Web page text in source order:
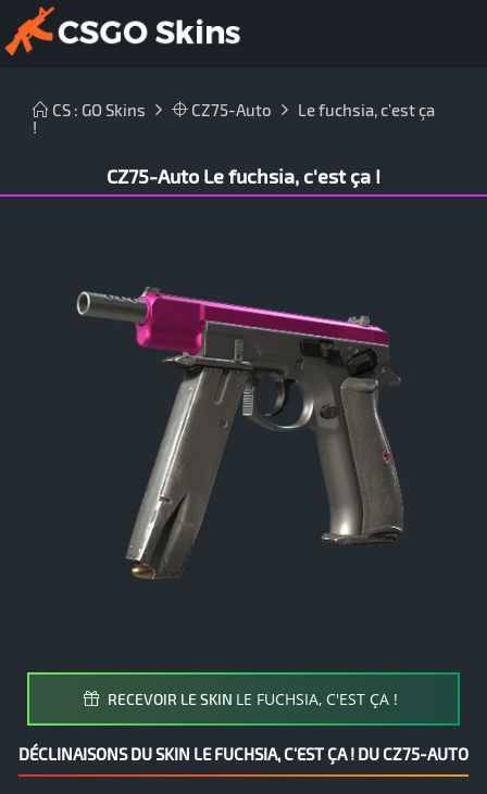
CS : GO Skins CZ75-Auto
Le fuchsia, c'est ça
!
CZ75-Auto Le fuchsia, c'est ça !
RECEVOIR LE SKIN LE FUCHSIA, C'EST ÇA !
DÉCLINAISONS DU SKIN LE FUCHSIA, C'EST ÇA ! DU CZ75-AUTO